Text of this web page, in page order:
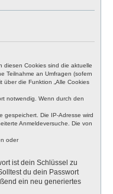
diesen Cookies sind die aktuelle
Teilnahme an Umfragen (sofern
die Funktion „Alle Cookies
notwendig. Wenn durch den
gespeichert. Die IP-Adresse wird
Anmeldeversuche. Die von
oder
ist dein Schlüssel zu
du dein Passwort
ein neu generiertes